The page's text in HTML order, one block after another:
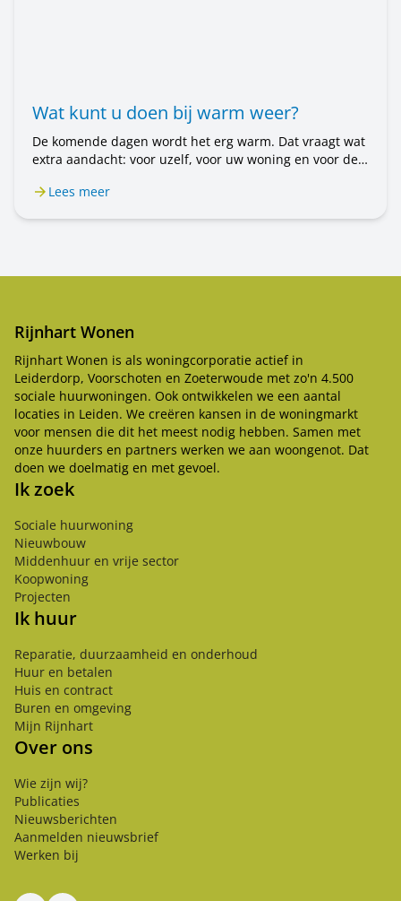
Wat kunt u doen bij warm weer?
De komende dagen wordt het erg warm. Dat vraagt wat
extra aandacht: voor uzelf, voor uw woning en voor de
doen.Lees meer
Rijnhart Wonen
Rijnhart Wonen is als woningcorporatie actief in
Leiderdorp, Voorschoten en Zoeterwoude met zo'n 4.500
sociale huurwoningen. Ook ontwikkelen we een aantal
locaties in Leiden. We creëren kansen in de woningmarkt
voor mensen die dit het meest nodig hebben. Samen met
onze huurders en partners werken we aan woongenot. Dat
doen we doelmatig en met gevoel.
Ik zoek
Sociale huurwoning
Nieuwbouw
Middenhuur en vrije sector
Koopwoning
Projecten
Ik huur
Reparatie, duurzaamheid en onderhoud
Huur en betalen
Huis en contract
Buren en omgeving
Mijn Rijnhart
Over ons
Wie zijn wij?
Publicaties
Nieuwsberichten
Aanmelden nieuwsbrief
Werken bij